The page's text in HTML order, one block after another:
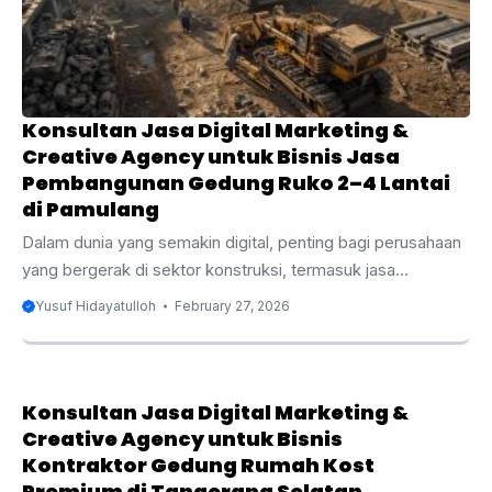
tepat. Apakah Anda baru memulai bisnis atau ingin
mengoptimalkan strategi ...
Konsultan Jasa Digital Marketing &
Creative Agency untuk Bisnis Jasa
Pembangunan Gedung Ruko 2–4 Lantai
di Pamulang
Dalam dunia yang semakin digital, penting bagi perusahaan
yang bergerak di sektor konstruksi, termasuk jasa
pembangunan gedung ruko 2–4 lantai di Pamulang, untuk
merupakan salah satu kawasan yang berkembang pesat,
dengan permintaan tinggi terhadap properti komersial,
termasuk ruko. Bagi bisnis yang bergerak dalam
Yusuf Hidayatulloh February 27, 2026
Konsultan Jasa Digital Marketing &
Creative Agency untuk Bisnis
Kontraktor Gedung Rumah Kost